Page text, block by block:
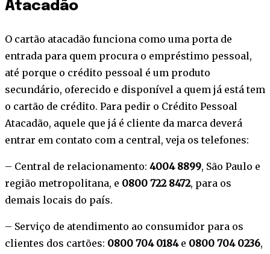
Atacadão
O cartão atacadão funciona como uma porta de
entrada para quem procura o empréstimo pessoal,
até porque o crédito pessoal é um produto
secundário, oferecido e disponível a quem já está tem
o cartão de crédito. Para pedir o Crédito Pessoal
Atacadão, aquele que já é cliente da marca deverá
entrar em contato com a central, veja os telefones:
– Central de relacionamento: 4004 8899, São Paulo e
região metropolitana, e 0800 722 8472, para os
demais locais do país.
– Serviço de atendimento ao consumidor para os
clientes dos cartões: 0800 704 0184e 0800 704 0236,